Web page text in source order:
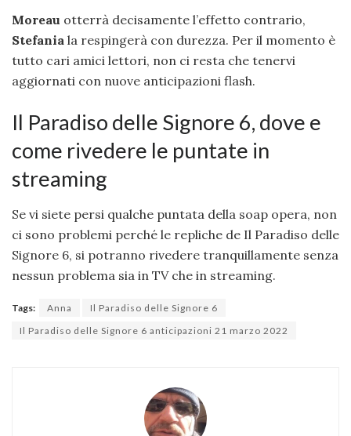
Moreau otterrà decisamente l’effetto contrario,
Stefania la respingerà con durezza. Per il momento è
tutto cari amici lettori, non ci resta che tenervi
aggiornati con nuove anticipazioni flash.
Il Paradiso delle Signore 6, dove e
come rivedere le puntate in
streaming
Se vi siete persi qualche puntata della soap opera, non
ci sono problemi perché le repliche de Il Paradiso delle
Signore 6, si potranno rivedere tranquillamente senza
nessun problema sia in TV che in streaming.
Tags: Anna
Il Paradiso delle Signore 6
Il Paradiso delle Signore 6 anticipazioni 21 marzo 2022